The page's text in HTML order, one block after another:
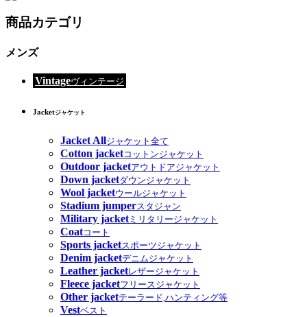
商品カテゴリ
メンズ
Vintageヴィンテージ
Jacketジャケット
Jacket Allジャケット全て
Cotton jacketコットンジャケット
Outdoor jacketアウトドアジャケット
Down jacketダウンジャケット
Wool jacketウールジャケット
Stadium jumperスタジャン
Military jacketミリタリージャケット
Coatコート
Sports jacketスポーツジャケット
Denim jacketデニムジャケット
Leather jacketレザージャケット
Fleece jacketフリースジャケット
Other jacketテーラード,ハンティング等
Vestベスト